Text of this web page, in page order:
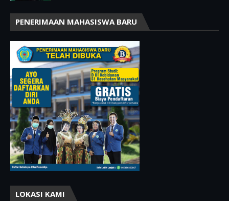
PENERIMAAN MAHASISWA BARU
LOKASI KAMI